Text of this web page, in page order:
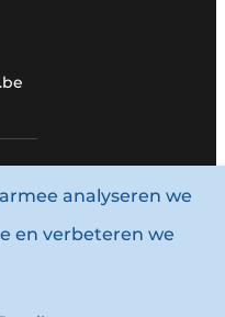
analyseren we
en verbeteren we